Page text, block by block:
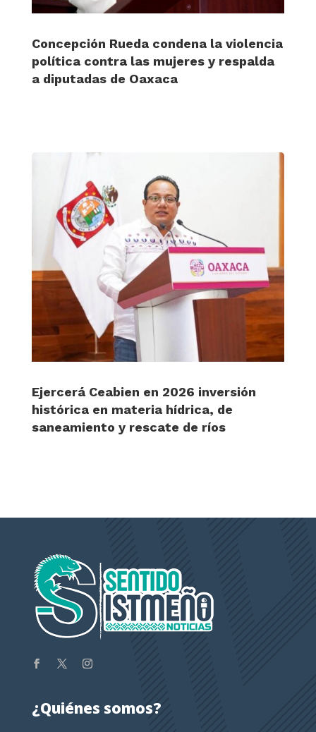
Concepción Rueda condena la violencia
política contra las mujeres y respalda
a diputadas de Oaxaca
Ejercerá Ceabien en 2026 inversión
histórica en materia hídrica, de
saneamiento y rescate de ríos
¿Quiénes somos?